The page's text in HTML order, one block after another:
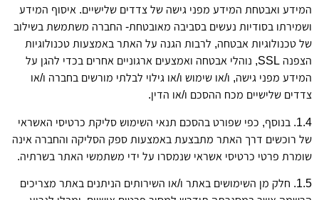
המידע ואבטחת המידע מפני גישה של צדדים שלישיים. איסוף המידע
ושמירתו בסודיות נעשים בסביבה מאובטחת- החברה משתמשת בשילוב
של טכנולוגיות אבטחה, לרבות הגנה על האתר באמצעות טכנולוגיות
הצפנה SSL, נוהלי אבטחה ואמצעים ארגוניים אחרים בכדי להגן על
המידע מפני גישה, ו/או שימוש ו/או גילוי לבלתי מורשים בחברה ו/או
צדדים שלישיים מכח ההסכם ו/או הדין.
1.4. בנוסף, כפי שפורט בהסכם תנאי השימוש סליקת כרטיסי האשראי
של רוכשים דרך האתר מתבצעת באמצעות ספק הסליקה והחברה אינה
שומרת פרטי כרטיסי אשראי שנמסרו על ידי משתמשי האתר בשרתיה.
1.5. חלק מן השימושים באתר ו/או השירותים הניתנים באתר מצריכים